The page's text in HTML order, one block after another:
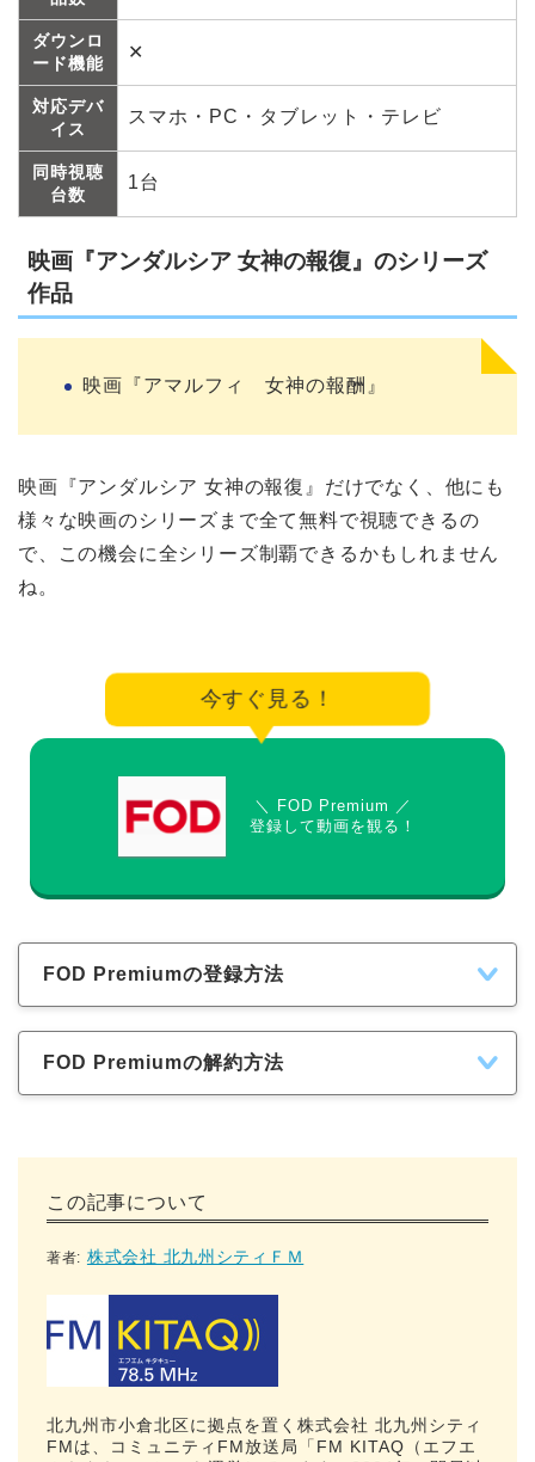
ダウンロ
ード機能
✕
対応デバ
イス
スマホ・PC・タブレット・テレビ
同時視聴
台数
1台
映画『アンダルシア 女神の報復』のシリーズ
作品
映画『アマルフィ 女神の報酬』
映画『アンダルシア 女神の報復』だけでなく、他にも
様々な映画のシリーズまで全て無料で視聴できるの
で、この機会に全シリーズ制覇できるかもしれません
ね。
今すぐ見る！
＼ FOD Premium ／
登録して動画を観る！
FOD Premiumの登録方法
FOD Premiumの解約方法
この記事について
著者: 株式会社 北九州シティＦＭ
北九州市小倉北区に拠点を置く株式会社 北九州シティ
FMは、コミュニティFM放送局「FM KITAQ（エフエ